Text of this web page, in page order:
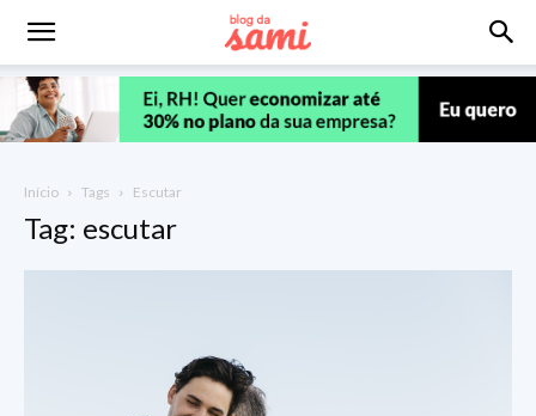
Início Tags Escutar
Tag: escutar